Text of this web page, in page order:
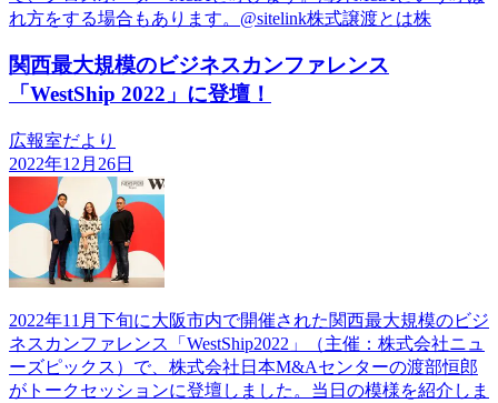
れ方をする場合もあります。@sitelink株式譲渡とは株
関西最大規模のビジネスカンファレンス
「WestShip 2022」に登壇！
広報室だより
2022年12月26日
2022年11月下旬に大阪市内で開催された関西最大規模のビジ
ネスカンファレンス「WestShip2022」（主催：株式会社ニュ
ーズピックス）で、株式会社日本M&Aセンターの渡部恒郎
がトークセッションに登壇しました。当日の模様を紹介しま